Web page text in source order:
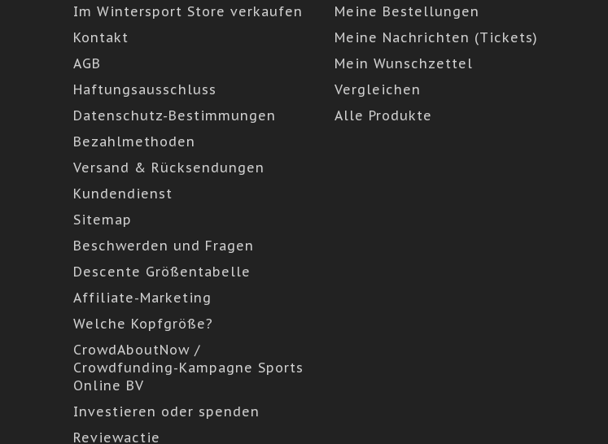
Im Wintersport Store verkaufen
Kontakt
AGB
Haftungsausschluss
Datenschutz-Bestimmungen
Bezahlmethoden
Versand & Rücksendungen
Kundendienst
Sitemap
Beschwerden und Fragen
Descente Größentabelle
Affiliate-Marketing
Welche Kopfgröße?
CrowdAboutNow /
Crowdfunding-Kampagne Sports
Online BV
Investieren oder spenden
Reviewactie
Meine Bestellungen
Meine Nachrichten (Tickets)
Mein Wunschzettel
Vergleichen
Alle Produkte